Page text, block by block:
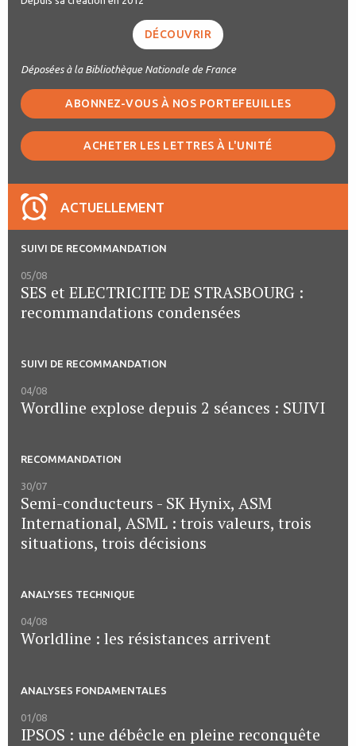
DÉCOUVRIR
Déposées à la Bibliothèque Nationale de France
ABONNEZ-VOUS À NOS PORTEFEUILLES
ACHETER LES LETTRES À L'UNITÉ
ACTUELLEMENT
SUIVI DE RECOMMANDATION
05/08
SES et ELECTRICITE DE STRASBOURG :
recommandations condensées
SUIVI DE RECOMMANDATION
04/08
Wordline explose depuis 2 séances : SUIVI
RECOMMANDATION
30/07
Semi-conducteurs - SK Hynix, ASM
International, ASML : trois valeurs, trois
situations, trois décisions
ANALYSES TECHNIQUE
04/08
Worldline : les résistances arrivent
ANALYSES FONDAMENTALES
01/08
IPSOS : une débêcle en pleine reconquête